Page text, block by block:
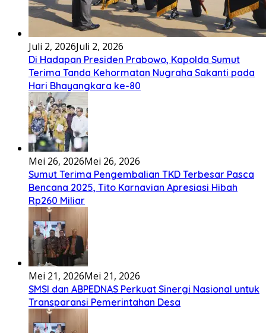
Tenga sakali nouwao khuo he akhigu boi taozui
wa’omasiTabato ia taroi furi[...]
Lirik Seberkas Sinar – Deddy Dores